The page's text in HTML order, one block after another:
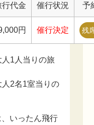
行代金 催行状況 予
円 催行決定 残
1人当りの旅
2名1室当りの
いったん飛行